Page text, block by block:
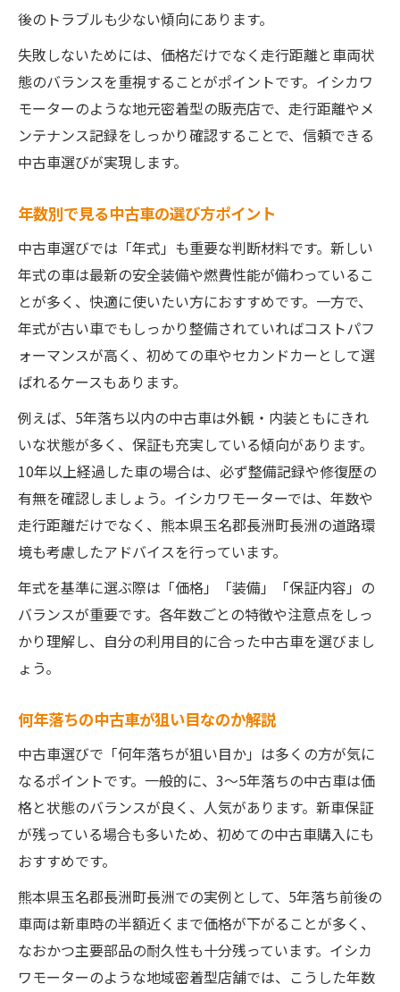
後のトラブルも少ない傾向にあります。
失敗しないためには、価格だけでなく走行距離と車両状
態のバランスを重視することがポイントです。イシカワ
モーターのような地元密着型の販売店で、走行距離やメ
ンテナンス記録をしっかり確認することで、信頼できる
中古車選びが実現します。
年数別で見る中古車の選び方ポイント
中古車選びでは「年式」も重要な判断材料です。新しい
年式の車は最新の安全装備や燃費性能が備わっているこ
とが多く、快適に使いたい方におすすめです。一方で、
年式が古い車でもしっかり整備されていればコストパフ
ォーマンスが高く、初めての車やセカンドカーとして選
ばれるケースもあります。
例えば、5年落ち以内の中古車は外観・内装ともにきれ
いな状態が多く、保証も充実している傾向があります。
10年以上経過した車の場合は、必ず整備記録や修復歴の
有無を確認しましょう。イシカワモーターでは、年数や
走行距離だけでなく、熊本県玉名郡長洲町長洲の道路環
境も考慮したアドバイスを行っています。
年式を基準に選ぶ際は「価格」「装備」「保証内容」の
バランスが重要です。各年数ごとの特徴や注意点をしっ
かり理解し、自分の利用目的に合った中古車を選びまし
ょう。
何年落ちの中古車が狙い目なのか解説
中古車選びで「何年落ちが狙い目か」は多くの方が気に
なるポイントです。一般的に、3〜5年落ちの中古車は価
格と状態のバランスが良く、人気があります。新車保証
が残っている場合も多いため、初めての中古車購入にも
おすすめです。
熊本県玉名郡長洲町長洲での実例として、5年落ち前後の
車両は新車時の半額近くまで価格が下がることが多く、
なおかつ主要部品の耐久性も十分残っています。イシカ
ワモーターのような地域密着型店舗では、こうした年数